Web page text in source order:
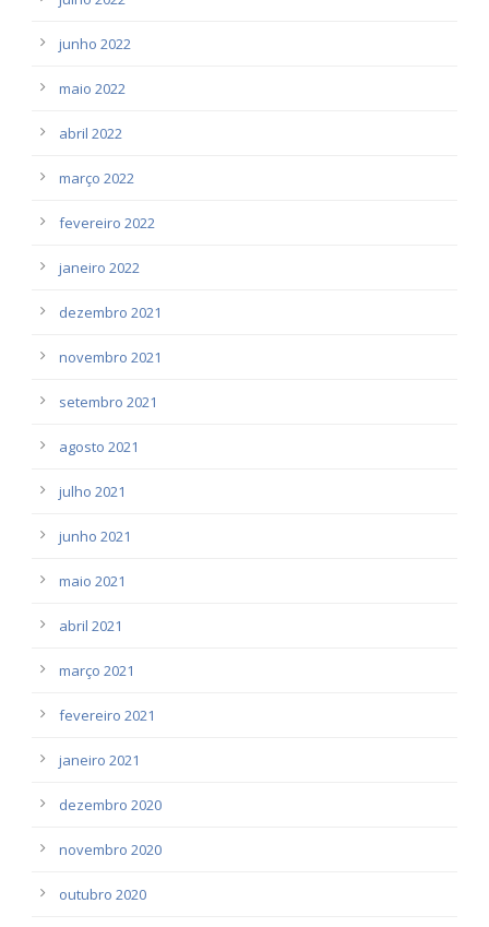
junho 2022
maio 2022
abril 2022
março 2022
fevereiro 2022
janeiro 2022
dezembro 2021
novembro 2021
setembro 2021
agosto 2021
julho 2021
junho 2021
maio 2021
abril 2021
março 2021
fevereiro 2021
janeiro 2021
dezembro 2020
novembro 2020
outubro 2020